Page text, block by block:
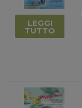
LEGGI
TUTTO